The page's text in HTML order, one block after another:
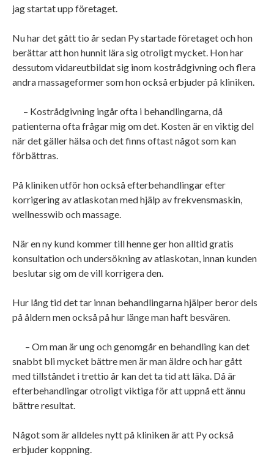
jag startat upp företaget.
Nu har det gått tio år sedan Py startade företaget och hon
berättar att hon hunnit lära sig otroligt mycket. Hon har
dessutom vidareutbildat sig inom kostrådgivning och flera
andra massageformer som hon också erbjuder på kliniken.
– Kostrådgivning ingår ofta i behandlingarna, då
patienterna ofta frågar mig om det. Kosten är en viktig del
när det gäller hälsa och det finns oftast något som kan
förbättras.
På kliniken utför hon också efterbehandlingar efter
korrigering av atlaskotan med hjälp av frekvensmaskin,
wellnesswib och massage.
När en ny kund kommer till henne ger hon alltid gratis
konsultation och undersökning av atlaskotan, innan kunden
beslutar sig om de vill korrigera den.
Hur lång tid det tar innan behandlingarna hjälper beror dels
på åldern men också på hur länge man haft besvären.
– Om man är ung och genomgår en behandling kan det
snabbt bli mycket bättre men är man äldre och har gått
med tillståndet i trettio år kan det ta tid att läka. Då är
efterbehandlingar otroligt viktiga för att uppnå ett ännu
bättre resultat.
Något som är alldeles nytt på kliniken är att Py också
erbjuder koppning.